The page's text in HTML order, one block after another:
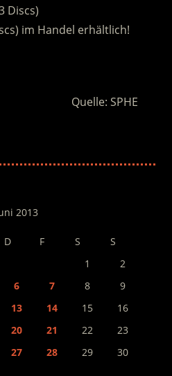
Discs)
im Handel erhältlich!
Quelle: SPHE
2013
D F S
S
1
2
6 7 8
9
13 14 15
16
20 21 22
23
27 28 29
30